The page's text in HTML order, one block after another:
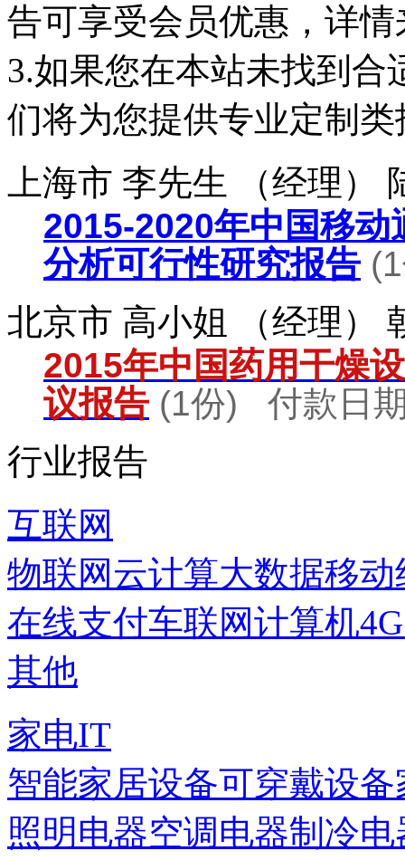
告可享受会员优惠，详
3.如果您在本站未找到
们将为您提供专业定制类
上海市 李先生 （经理）
2015-2020年中国移
分析可行性研究报告(1
北京市 高小姐 （经理）
2015年中国药用干燥
议报告 (1份) 付款日
行业报告
互联网
物联网 云计算大数据移动
在线支付车联网计算机
其他
家电IT
智能家居设备可穿戴设备
照明电器空调电器制冷电